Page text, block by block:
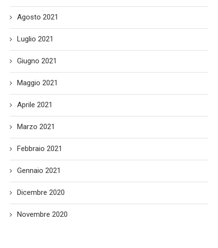
Agosto 2021
Luglio 2021
Giugno 2021
Maggio 2021
Aprile 2021
Marzo 2021
Febbraio 2021
Gennaio 2021
Dicembre 2020
Novembre 2020